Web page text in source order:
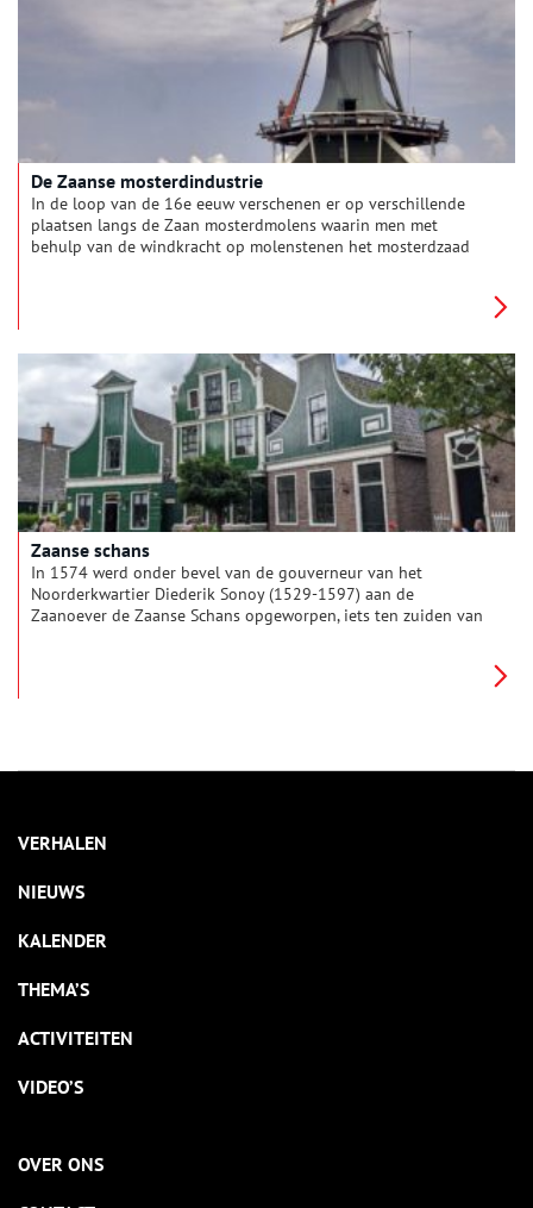
De Zaanse mosterdindustrie
In de loop van de 16e eeuw verschenen er op verschillende
plaatsen langs de Zaan mosterdmolens waarin men met
behulp van de windkracht op molenstenen het mosterdzaad
Zaanse schans
In 1574 werd onder bevel van de gouverneur van het
Noorderkwartier Diederik Sonoy (1529-1597) aan de
Zaanoever de Zaanse Schans opgeworpen, iets ten zuiden van
Oranjegezinden kwam te staan.
VERHALEN
NIEUWS
KALENDER
THEMA’S
ACTIVITEITEN
VIDEO’S
OVER ONS